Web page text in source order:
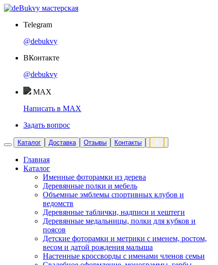
Telegram
@debukvy
ВКонтакте
@debukvy
MAX
Написать в MAX
Задать вопрос
Каталог Доставка Отзывы Контакты
Главная
Каталог
Именные фоторамки из дерева
Деревянные полки и мебель
Объемные эмблемы спортивных клубов и
ведомств
Деревянные таблички, надписи и хештеги
Деревянные медальницы, полки для кубков и
поясов
Детские фоторамки и метрики с именем, ростом,
весом и датой рождения малыша
Настенные кроссворды с именами членов семьи